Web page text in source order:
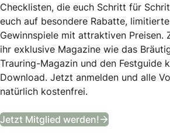
Checklisten, die euch Schritt für
euch auf besondere Rabatte,
Gewinnspiele mit attraktiven Preisen.
ihr exklusive Magazine wie das
Trauring-Magazin und den Festguide
Download. Jetzt anmelden und alle
natürlich kostenfrei.
Jetzt Mitglied werden! B&B Club